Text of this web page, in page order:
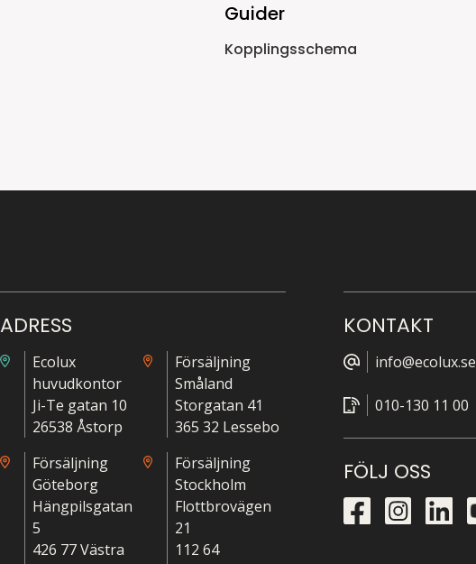
Guider
Kopplingsschema
ADRESS
Ecolux
huvudkontor
Ji-Te gatan 10
26538 Åstorp
Försäljning
Småland
Storgatan 41
365 32 Lessebo
Försäljning
Göteborg
Hängpilsgatan
5
426 77 Västra
Försäljning
Stockholm
Flottbrovägen
21
112 64
KONTAKT
info@ecolux.se
010-130 11 00
FÖLJ OSS